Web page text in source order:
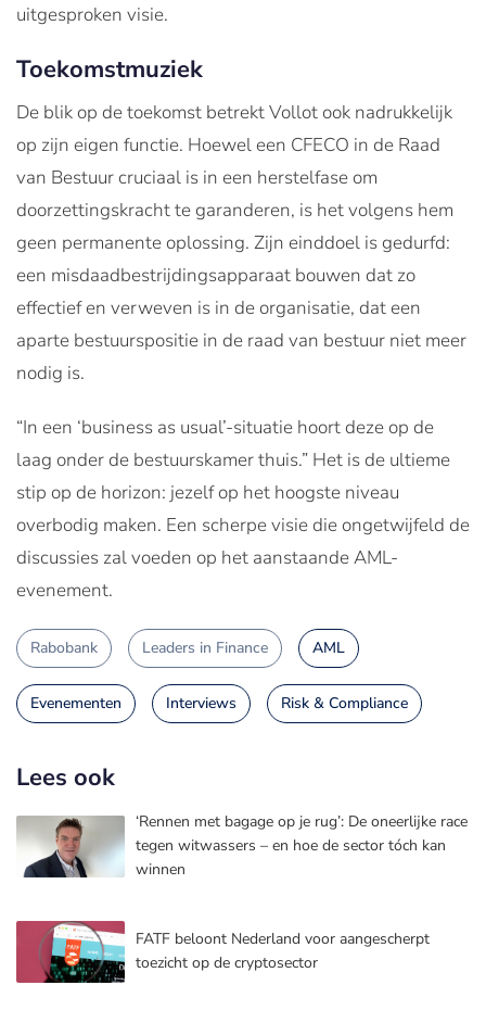
uitgesproken visie.
Toekomstmuziek
De blik op de toekomst betrekt Vollot ook nadrukkelijk
op zijn eigen functie. Hoewel een CFECO in de Raad
van Bestuur cruciaal is in een herstelfase om
doorzettingskracht te garanderen, is het volgens hem
geen permanente oplossing. Zijn einddoel is gedurfd:
een misdaadbestrijdingsapparaat bouwen dat zo
effectief en verweven is in de organisatie, dat een
aparte bestuurspositie in de raad van bestuur niet meer
nodig is.
“In een ‘business as usual’-situatie hoort deze op de
laag onder de bestuurskamer thuis.” Het is de ultieme
stip op de horizon: jezelf op het hoogste niveau
overbodig maken. Een scherpe visie die ongetwijfeld de
discussies zal voeden op het aanstaande AML-
evenement.
Rabobank Leaders in Finance AML
Evenementen Interviews Risk & Compliance
Lees ook
‘Rennen met bagage op je rug’: De oneerlijke race
tegen witwassers – en hoe de sector tóch kan
winnen
FATF beloont Nederland voor aangescherpt
toezicht op de cryptosector